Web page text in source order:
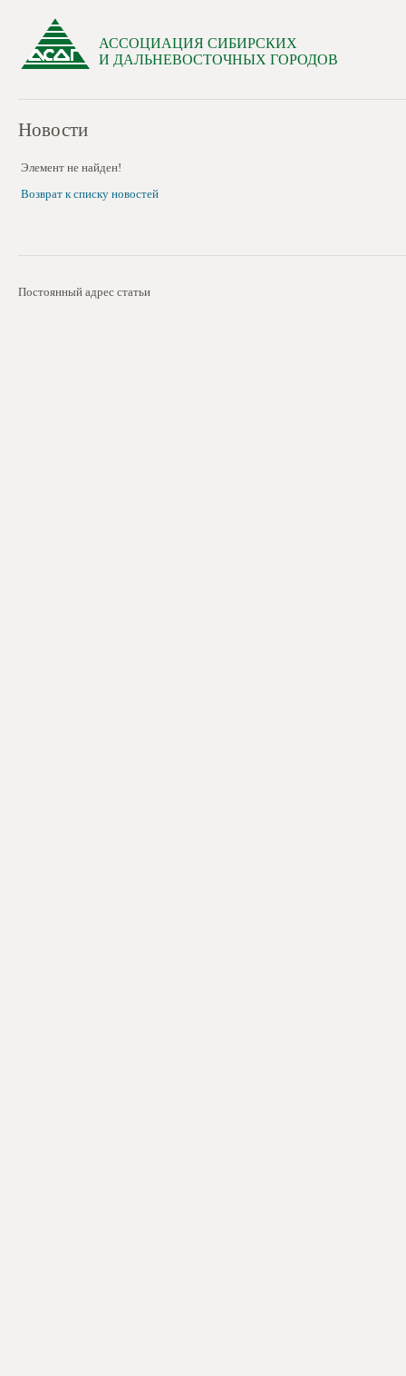
АССОЦИАЦИЯ СИБИРСКИХ
И ДАЛЬНЕВОСТОЧНЫХ ГОРОДОВ
Новости
Элемент не найден!
Возврат к списку новостей
Постоянный адрес статьи